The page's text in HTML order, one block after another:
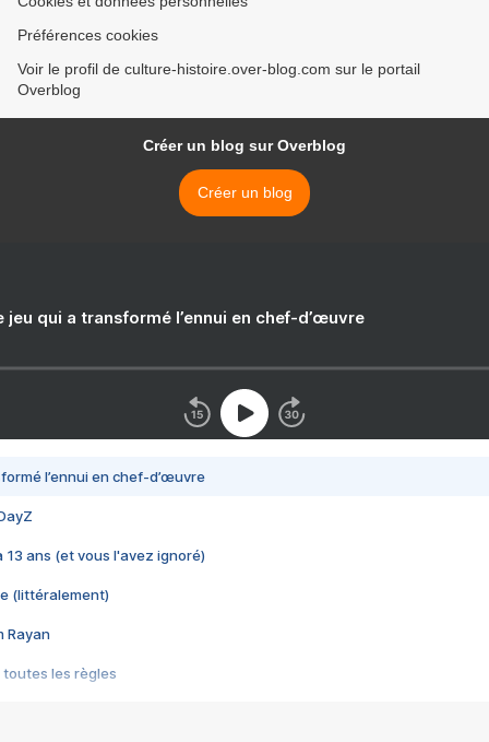
Préférences cookies
Voir le profil de culture-histoire.over-blog.com sur le portail
Overblog
Créer un blog sur Overblog
Créer un blog
jeu qui a transformé l’ennui en chef-d’œuvre
l’ennui en chef-d’œuvre
13 ans (et vous l'avez ignoré)
(littéralement)
Rayan
toutes les règles